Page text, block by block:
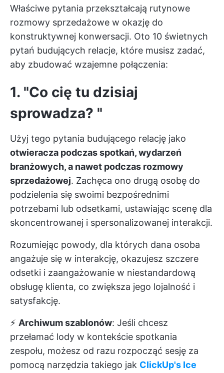
Właściwe pytania przekształcają rutynowe
rozmowy sprzedażowe w okazję do
konstruktywnej konwersacji. Oto 10 świetnych
pytań budujących relacje, które musisz zadać,
aby zbudować wzajemne połączenia:
1. "Co cię tu dzisiaj
sprowadza? "
Użyj tego pytania budującego relację jako
otwieracza podczas spotkań, wydarzeń
branżowych, a nawet podczas rozmowy
sprzedażowej. Zachęca ono drugą osobę do
podzielenia się swoimi bezpośrednimi
potrzebami lub odsetkami, ustawiając scenę dla
skoncentrowanej i spersonalizowanej interakcji.
Rozumiejąc powody, dla których dana osoba
angażuje się w interakcję, okazujesz szczere
odsetki i zaangażowanie w niestandardową
obsługę klienta, co zwiększa jego lojalność i
satysfakcję.
⚡️ Archiwum szablonów: Jeśli chcesz
przełamać lody w kontekście spotkania
zespołu, możesz od razu rozpocząć sesję za
pomocą narzędzia takiego jak ClickUp's Ice